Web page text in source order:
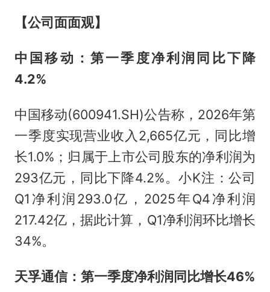
【公司面面观】
中国移动：第一季度净利润同比下降
4.2%
中国移动(600941.SH)公告称，2026年第
一季度实现营业收入2,665亿元，同比增
长1.0%；归属于上市公司股东的净利润为
293亿元，同比下降4.2%。小K注：公司
Q1净利润293.0亿，2025年Q4净利润
217.42亿，据此计算，Q1净利润环比增长
34%。
天孚通信：第一季度净利润同比增长46%